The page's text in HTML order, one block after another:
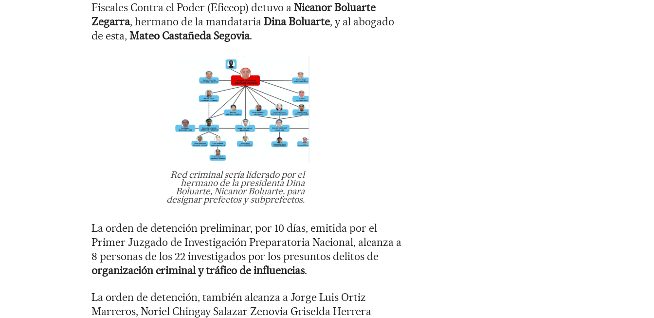
Fiscales Contra el Poder (Eficcop) detuvo aNicanor Boluarte
Zegarra, hermano de la mandatariaDina Boluarte, y al abogado
de esta, Mateo Castañeda Segovia.
Red criminal sería liderado por el
hermano de la presidenta Dina
Boluarte, Nicanor Boluarte, para
designar prefectos y subprefectos.
La orden de detención preliminar, por 10 días, emitida por el
Primer Juzgado de Investigación Preparatoria Nacional, alcanza a
8 personas de los 22 investigados por los presuntos delitos de
organización criminal y tráfico de influencias.
La orden de detención, también alcanza a Jorge Luis Ortiz
Marreros, Noriel Chingay Salazar Zenovia Griselda Herrera